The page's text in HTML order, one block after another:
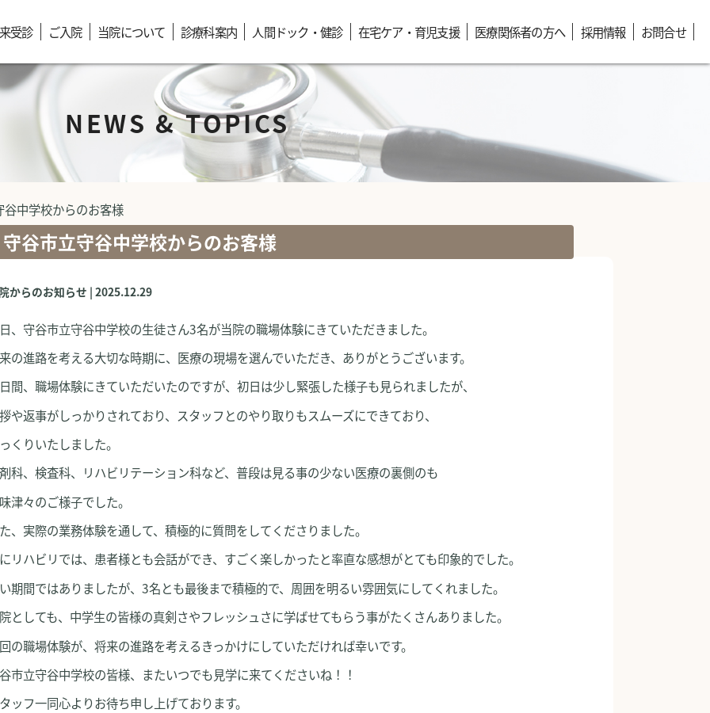
受診 ご入院 当院について 診療科案内 人間ドック・健診 在宅ケア・育児支援 医療関係者の方へ 採用情報 お問合せ
NEWS & TOPICS
谷中学校からのお客様
守谷市立守谷中学校からのお客様
からのお知らせ | 2025.12.29
、守谷市立守谷中学校の生徒さん3名が当院の職場体験にきていただきました。
の進路を考える大切な時期に、医療の現場を選んでいただき、ありがとうございます。
間、職場体験にきていただいたのですが、初日は少し緊張した様子も見られましたが、
や返事がしっかりされており、スタッフとのやり取りもスムーズにできており、
くりいたしました。
科、検査科、リハビリテーション科など、普段は見る事の少ない医療の裏側のも
津々のご様子でした。
、実際の業務体験を通して、積極的に質問をしてくださりました。
リハビリでは、患者様とも会話ができ、すごく楽しかったと率直な感想がとても印象的でした。
期間ではありましたが、3名とも最後まで積極的で、周囲を明るい雰囲気にしてくれました。
としても、中学生の皆様の真剣さやフレッシュさに学ばせてもらう事がたくさんありました。
の職場体験が、将来の進路を考えるきっかけにしていただければ幸いです。
市立守谷中学校の皆様、またいつでも見学に来てくださいね！！
ッフ一同心よりお待ち申し上げております。